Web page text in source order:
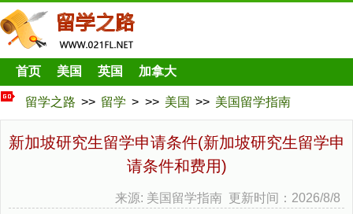
首页 美国 英国 加拿大
留学之路 >> 留学 > >> 美国 >> 美国留学指南
新加坡研究生留学申请条件(新加坡研究生留学申
请条件和费用)
来源: 美国留学指南 更新时间：2026/8/8